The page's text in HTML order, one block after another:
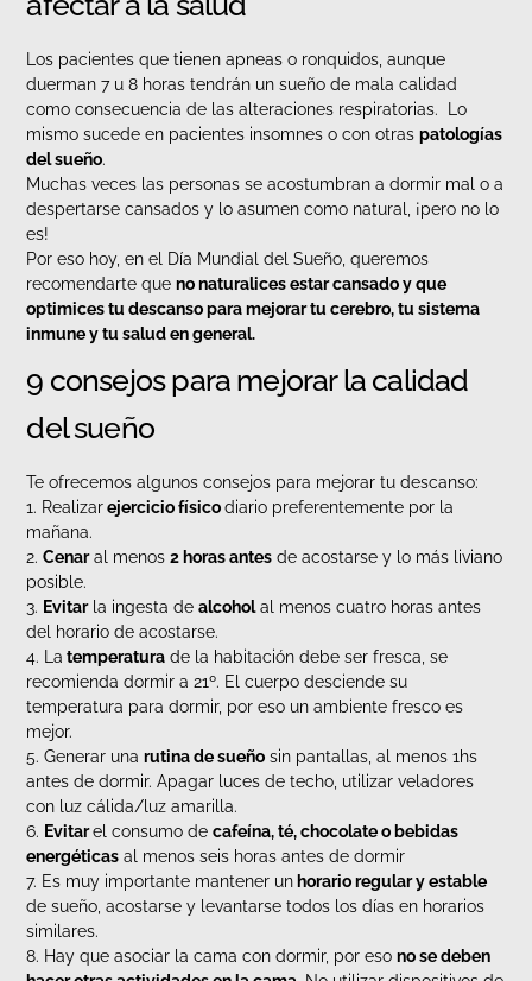
Los pacientes que tienen apneas o ronquidos, aunque
duerman 7 u 8 horas tendrán un sueño de mala calidad
como consecuencia de las alteraciones respiratorias. Lo
mismo sucede en pacientes insomnes o con otraspatologías
del sueño.
Muchas veces las personas se acostumbran a dormir mal o a
despertarse cansados y lo asumen como natural, ¡pero no lo
es!
Por eso hoy, en el Día Mundial del Sueño, queremos
recomendarte queno naturalices estar cansado y que
optimices tu descanso para mejorar tu cerebro, tu sistema
inmune y tu salud en general.
9 consejos para mejorar la calidad
del sueño
Te ofrecemos algunos consejos para mejorar tu descanso:
1. Realizarejercicio físicodiario preferentemente por la
mañana.
2.Cenaral menos2 horas antes de acostarse y lo más liviano
posible.
3. Evitarla ingesta dealcoholal menos cuatro horas antes
del horario de acostarse.
4. La temperatura de la habitación debe ser fresca, se
recomienda dormir a 21º. El cuerpo desciende su
temperatura para dormir, por eso un ambiente fresco es
mejor.
5. Generar unarutina de sueño sin pantallas, al menos 1hs
antes de dormir. Apagar luces de techo, utilizar veladores
con luz cálida/luz amarilla.
6. Evitarel consumo decafeína, té, chocolate o bebidas
energéticas al menos seis horas antes de dormir
7. Es muy importante mantener un horario regular y estable
de sueño, acostarse y levantarse todos los días en horarios
similares.
8. Hay que asociar la cama con dormir, por esono se deben